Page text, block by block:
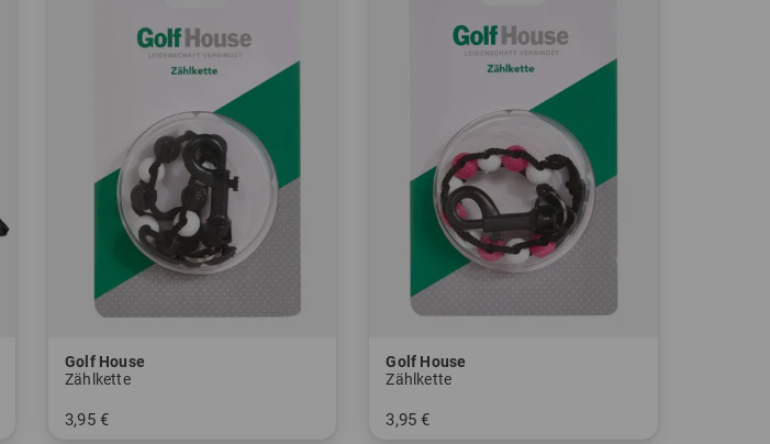
Golf House
Zählkette
3,95 €
Golf House
Zählkette
3,95 €